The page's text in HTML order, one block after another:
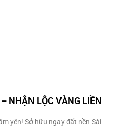
NHẬN LỘC VÀNG LIỀN
yên! Sở hữu ngay đất nền Sài